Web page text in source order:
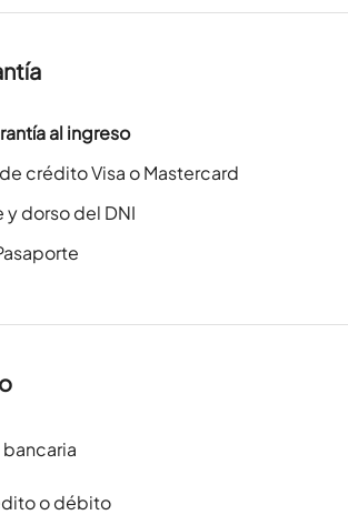
al ingreso
crédito Visa o Mastercard
y dorso del DNI
o débito